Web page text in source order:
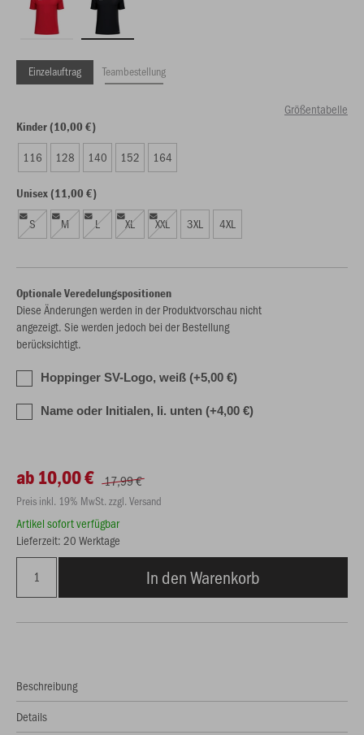
Einzelauftrag Teambestellung
Größentabelle
Kinder (10,00 €)
116 128 140 152 164
Unisex (11,00 €)
S M L XL XXL 3XL 4XL
Optionale Veredelungspositionen
Diese Änderungen werden in der Produktvorschau nicht
angezeigt. Sie werden jedoch bei der Bestellung
berücksichtigt.
Hoppinger SV-Logo, weiß (+5,00 €)
Name oder Initialen, li. unten (+4,00 €)
ab 10,00 € 17,99 €
Preis inkl. 19% MwSt. zzgl. Versand
Artikel sofort verfügbar
Lieferzeit: 20 Werktage
In den Warenkorb
Beschreibung
Details